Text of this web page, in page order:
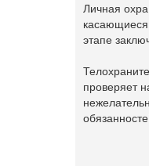
Личная
касающиеся
этапе
проверяет